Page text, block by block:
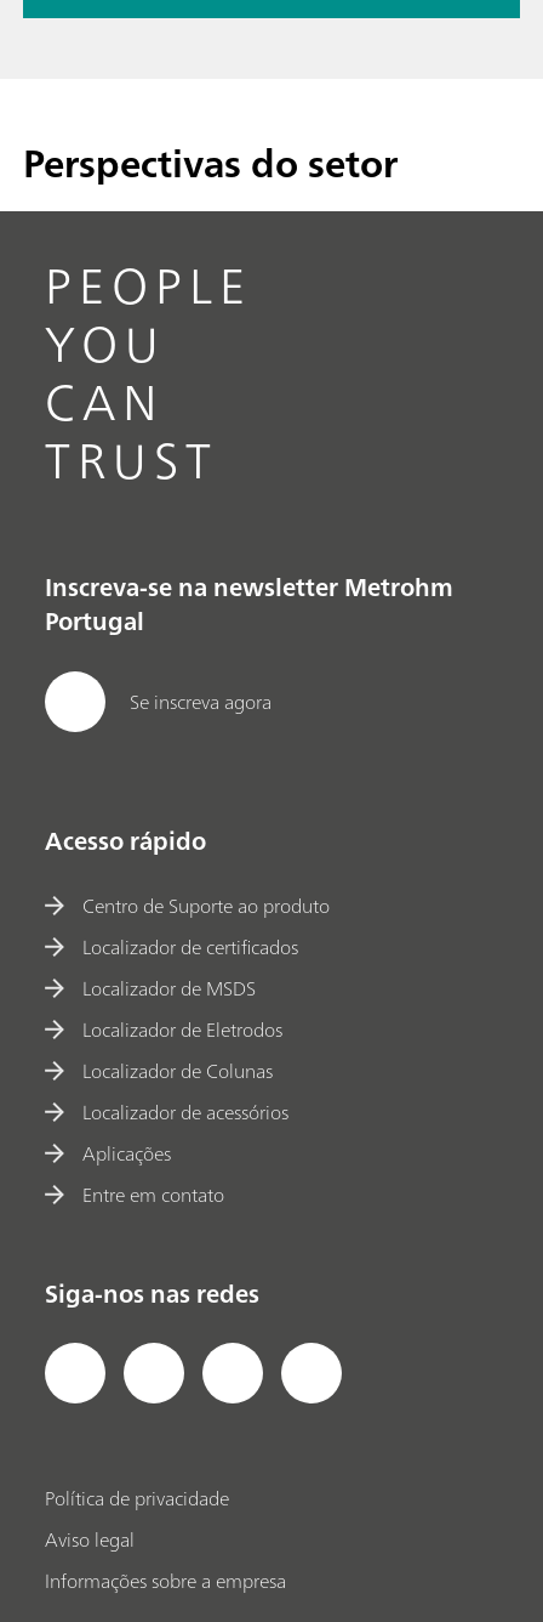
Perspectivas do setor
PEOPLE
YOU
CAN
TRUST
Inscreva-se na newsletter Metrohm
Portugal
Se inscreva agora
Acesso rápido
Centro de Suporte ao produto
Localizador de certificados
Localizador de MSDS
Localizador de Eletrodos
Localizador de Colunas
Localizador de acessórios
Aplicações
Entre em contato
Siga-nos nas redes
Política de privacidade
Aviso legal
Informações sobre a empresa